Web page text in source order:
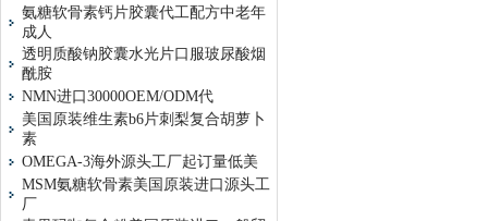
氨糖软骨素钙片胶囊代工配方中老年
成人
透明质酸钠胶囊水光片口服玻尿酸烟
酰胺
NMN进口30000OEM/ODM代
美国原装维生素b6片刺梨复合胡萝卜
素
OMEGA-3海外源头工厂起订量低美
MSM氨糖软骨素美国原装进口源头工
厂